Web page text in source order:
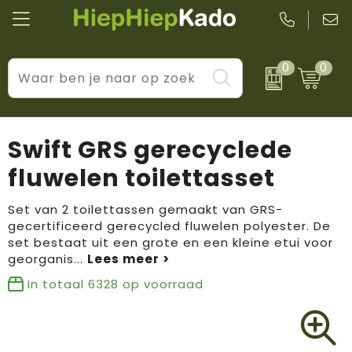
0 0
Kantoor & schrijfwaren
Wellness & verzorging
Tassen & reizen
Huis, tuin & keuken
Levensstijl
Prijs & impact
BIC
Boska
Brandflavours
Camelbak
Swift GRS gerecyclede
fluwelen toilettasset
Set van 2 toilettassen gemaakt van GRS-
gecertificeerd gerecycled fluwelen polyester. De
set bestaat uit een grote en een kleine etui voor
georganis...
In totaal 6328 op voorraad